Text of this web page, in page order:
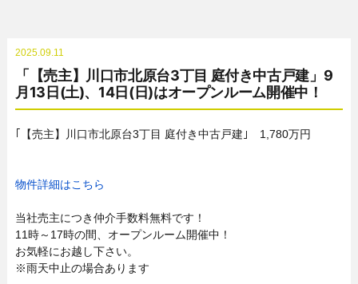
2025.09.11
「【売主】川口市北原台3丁目 庭付き中古戸建」9
月13日(土)、14日(日)はオープンルーム開催中！
｢【売主】川口市北原台3丁目 庭付き中古戸建｣ 1,780万円
物件詳細はこちら
当社売主につき仲介手数料無料です！
11時～17時の間、オープンルーム開催中！
お気軽にお越し下さい。
※雨天中止の場合あります